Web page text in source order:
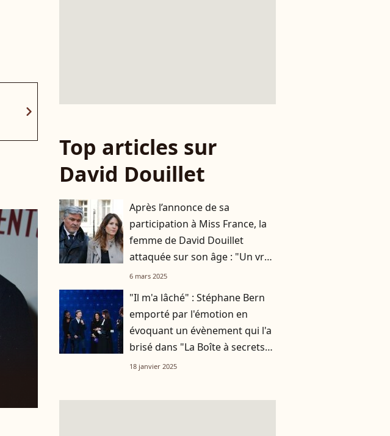
chevron_right
Top articles sur
David Douillet
Après l’annonce de sa
participation à Miss France, la
femme de David Douillet
attaquée sur son âge : "Un vrai
problème de société"
6 mars 2025
"Il m'a lâché" : Stéphane Bern
emporté par l'émotion en
évoquant un évènement qui l'a
brisé dans "La Boîte à secrets"
de Faustine Bollaert
18 janvier 2025